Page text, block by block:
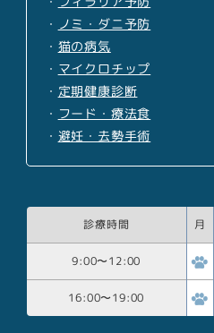
・ ノミ・ダニ予防
・ 猫の病気
・ マイクロチップ
・ 定期健康診断
・ フード・療法食
・ 避妊・去勢手術
診療時間 月
9:00〜12:00
16:00〜19:00